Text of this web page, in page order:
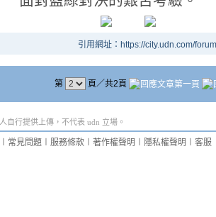
引用網址：https://city.udn.com/
第 頁／共2頁
自行提供上傳，不代表 udn 立場。
常見問題 服務條款 著作權聲明 隱私權聲明 客服